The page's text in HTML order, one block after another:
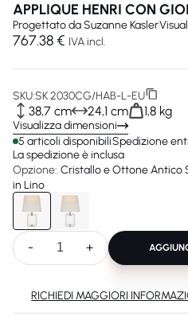
APPLIQUE HENRI CON
Progettato daSuzanne Kasler
767.38 € IVA incl.
SKU:SK 2030CG/HAB-L-EU
38,7 cm 24,1 cm 1,8 kg
Visualizza dimensioni
5 articoli disponibiliSpedizione
La spedizione è inclusa
Opzione: Cristallo e Ottone Antico
in Lino
- +
RICHIEDI MAGGIORI